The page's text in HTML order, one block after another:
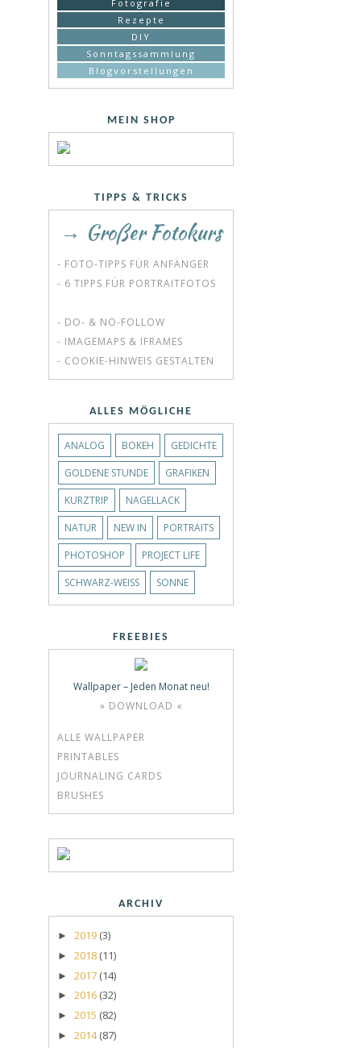
Fotografie
Rezepte
DIY
Sonntagssammlung
Blogvorstellungen
MEIN SHOP
TIPPS & TRICKS
→ Großer Fotokurs
- FOTO-TIPPS FÜR ANFÄNGER
- 6 TIPPS FÜR PORTRAITFOTOS
- DO- & NO-FOLLOW
- IMAGEMAPS & IFRAMES
- COOKIE-HINWEIS GESTALTEN
ALLES MÖGLICHE
ANALOG BOKEH
GEDICHTE
GOLDENE STUNDE
GRAFIKEN
KURZTRIP
NAGELLACK
NATUR
NEW IN
PORTRAITS
PHOTOSHOP
PROJECT LIFE
SCHWARZ-WEISS
SONNE
FREEBIES
Wallpaper – Jeden Monat neu!
» DOWNLOAD «
ALLE WALLPAPER
PRINTABLES
JOURNALING CARDS
BRUSHES
ARCHIV
► 2019 (3)
► 2018 (11)
► 2017 (14)
► 2016 (32)
► 2015 (82)
► 2014(87)